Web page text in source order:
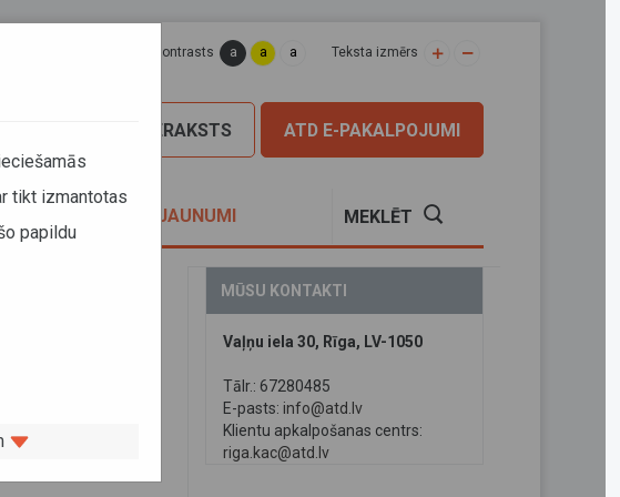
Lapas kontrasts a a a Teksta izmērs
ATD E-PAKALPOJUMI
PIERAKSTS
JAUNUMI MEKLĒT
un Alūksnes
reģionālo
MŪSU KONTAKTI
Vaļņu iela 30, Rīga, LV-1050
Tālr.: 67280485
E-pasts: info@atd.lv
Klientu apkalpošanas centrs:
riga.kac@atd.lv
tikt izmantotas
papildu